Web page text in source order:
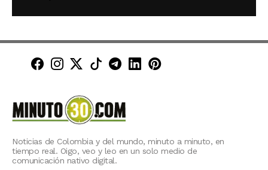
Minuto30 en Facebook
Minuto30 en Instagram
Minuto30 en X (Twitter)
Minuto30 en TikTok
Canal de Minuto30 en
Minuto30 en LinkedIn
Minuto30 en
Noticias de Colombia y del mundo, minuto a minuto, en
tiempo real. Oigo, veo y leo en un solo medio de
comunicación nativo digital.